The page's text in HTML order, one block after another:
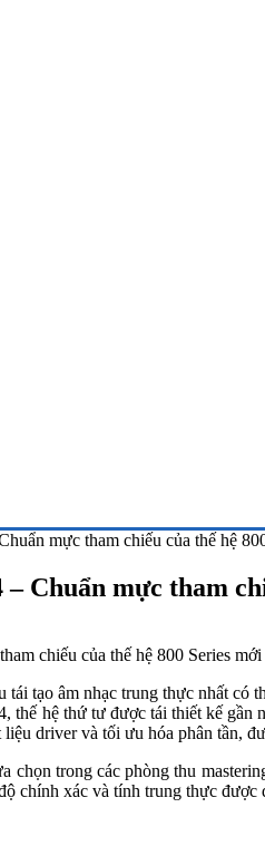
mực tham chiếu của thế hệ
Chuẩn mực tham
tạo âm nhạc trung thực nhất
thế hệ thứ tư được tái thiết kế
driver và tối ưu hóa phân tần,
chọn trong các phòng thu
chính xác và tính trung thực được